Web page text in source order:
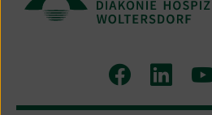
Zum
Facebook
Zum